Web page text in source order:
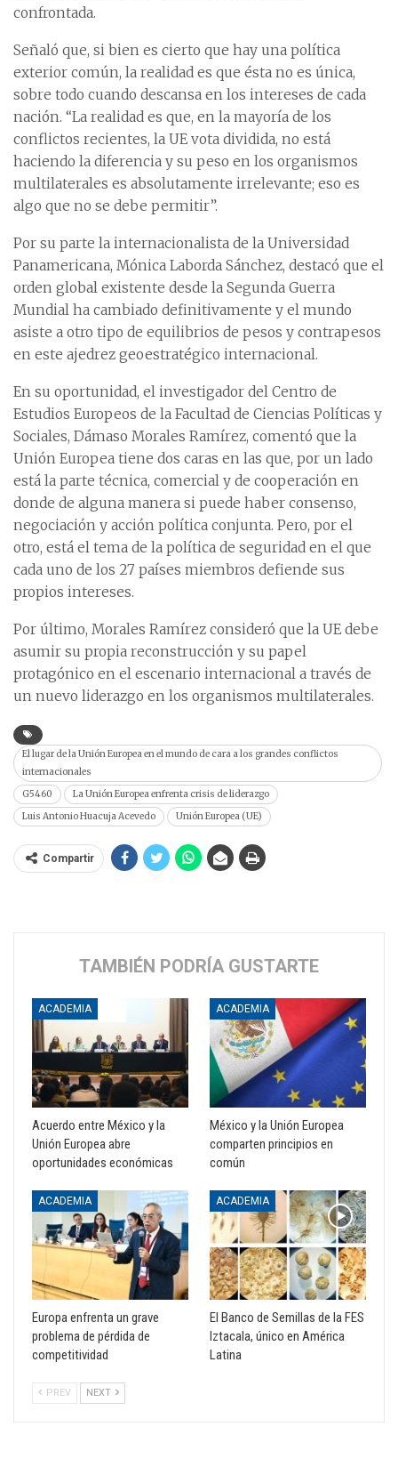
confrontada.
Señaló que, si bien es cierto que hay una política
exterior común, la realidad es que ésta no es única,
sobre todo cuando descansa en los intereses de cada
nación. “La realidad es que, en la mayoría de los
conflictos recientes, la UE vota dividida, no está
haciendo la diferencia y su peso en los organismos
multilaterales es absolutamente irrelevante; eso es
algo que no se debe permitir”.
Por su parte la internacionalista de la Universidad
Panamericana, Mónica Laborda Sánchez, destacó que el
orden global existente desde la Segunda Guerra
Mundial ha cambiado definitivamente y el mundo
asiste a otro tipo de equilibrios de pesos y contrapesos
en este ajedrez geoestratégico internacional.
En su oportunidad, el investigador del Centro de
Estudios Europeos de la Facultad de Ciencias Políticas y
Sociales, Dámaso Morales Ramírez, comentó que la
Unión Europea tiene dos caras en las que, por un lado
está la parte técnica, comercial y de cooperación en
donde de alguna manera si puede haber consenso,
negociación y acción política conjunta. Pero, por el
otro, está el tema de la política de seguridad en el que
cada uno de los 27 países miembros defiende sus
propios intereses.
Por último, Morales Ramírez consideró que la UE debe
asumir su propia reconstrucción y su papel
protagónico en el escenario internacional a través de
un nuevo liderazgo en los organismos multilaterales.
El lugar de la Unión Europea en el mundo de cara a los grandes conflictos
internacionales
G5460
La Unión Europea enfrenta crisis de liderazgo
Luis Antonio Huacuja Acevedo
Unión Europea (UE)
Compartir
TAMBIÉN PODRÍA GUSTARTE
ACADEMIA
Acuerdo entre México y la
Unión Europea abre
oportunidades económicas
ACADEMIA
México y la Unión Europea
comparten principios en
común
ACADEMIA
Europa enfrenta un grave
problema de pérdida de
competitividad
ACADEMIA
El Banco de Semillas de la FES
Iztacala, único en América
Latina
PREV NEXT